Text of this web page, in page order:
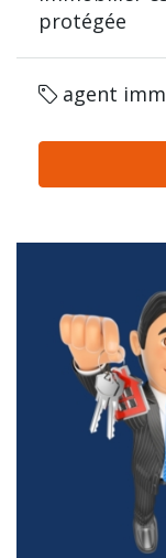
protégée
agent